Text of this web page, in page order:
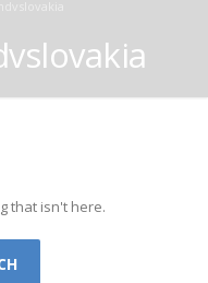
that isn't here.